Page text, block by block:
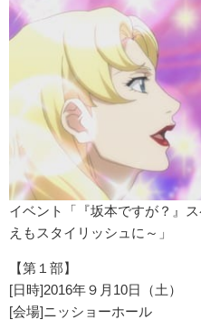
イベント「『坂本ですが？』
えもスタイリッシュに～」
【第１部】
[日時]2016年９月10日（土）
[会場]ニッショーホール